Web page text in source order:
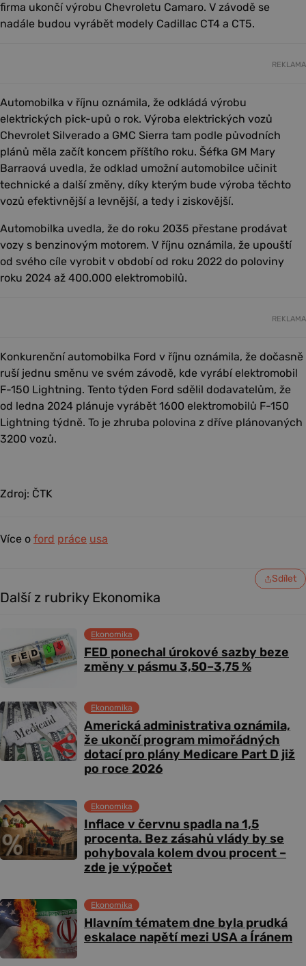
firma ukončí výrobu Chevroletu Camaro. V závodě se
nadále budou vyrábět modely Cadillac CT4 a CT5.
REKLAMA
Automobilka v říjnu oznámila, že odkládá výrobu
elektrických pick-upů o rok. Výroba elektrických vozů
Chevrolet Silverado a GMC Sierra tam podle původních
plánů měla začít koncem příštího roku. Šéfka GM Mary
Barraová uvedla, že odklad umožní automobilce učinit
technické a další změny, díky kterým bude výroba těchto
vozů efektivnější a levnější, a tedy i ziskovější.
Automobilka uvedla, že do roku 2035 přestane prodávat
vozy s benzinovým motorem. V říjnu oznámila, že upouští
od svého cíle vyrobit v období od roku 2022 do poloviny
roku 2024 až 400.000 elektromobilů.
REKLAMA
Konkurenční automobilka Ford v říjnu oznámila, že dočasně
ruší jednu směnu ve svém závodě, kde vyrábí elektromobil
F-150 Lightning. Tento týden Ford sdělil dodavatelům, že
od ledna 2024 plánuje vyrábět 1600 elektromobilů F-150
Lightning týdně. To je zhruba polovina z dříve plánovaných
3200 vozů.
Zdroj: ČTK
Více o ford práce usa
Sdílet
Další z rubriky Ekonomika
FED ponechal úrokové sazby beze
změny v pásmu 3,50–3,75 %
Ekonomika
Americká administrativa oznámila,
že ukončí program mimořádných
dotací pro plány Medicare Part D již
po roce 2026
Ekonomika
Inflace v červnu spadla na 1,5
procenta. Bez zásahů vlády by se
pohybovala kolem dvou procent –
zde je výpočet
Ekonomika
Hlavním tématem dne byla prudká
eskalace napětí mezi USA a Íránem
Ekonomika